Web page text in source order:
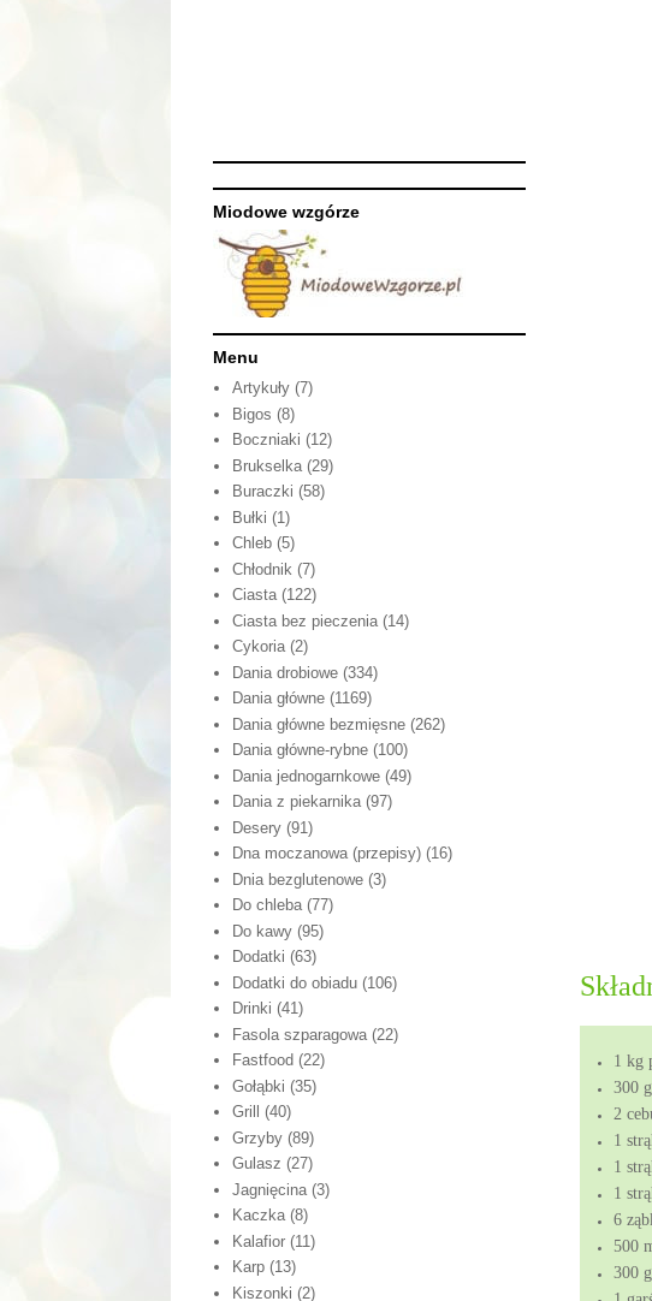
1 kg
300
2
1
1
1
6
500
300
Miodowe wzgórze
Menu
Artykuły (7)
Bigos (8)
Boczniaki (12)
Brukselka (29)
Buraczki (58)
Bułki (1)
Chleb (5)
Chłodnik (7)
Ciasta (122)
Ciasta bez pieczenia (14)
Cykoria (2)
Dania drobiowe (334)
Dania główne (1169)
Dania główne bezmięsne (262)
Dania główne-rybne (100)
Dania jednogarnkowe (49)
Dania z piekarnika (97)
Desery (91)
Dna moczanowa (przepisy) (16)
Dnia bezglutenowe (3)
Do chleba (77)
Do kawy (95)
Dodatki (63)
Dodatki do obiadu (106)
Drinki (41)
Fasola szparagowa (22)
Fastfood (22)
Gołąbki (35)
Grill
(40)
Grzyby (89)
Gulasz (27)
Jagnięcina (3)
Kaczka (8)
Kalafior (11)
Karp (13)
Kiszonki (2)